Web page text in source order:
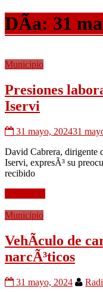
DÃ­a: 31
Municipio
Presiones
Iservi
31 mayo, 202431
David Cabrera, dirigente
Iservi, expresÃ³ su
recibido
Municipio
VehÃ­culo de
narcÃ³ticos
31 mayo, 2024